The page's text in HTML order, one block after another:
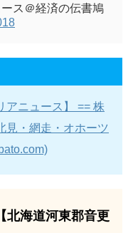
ス＠経済の伝書鳩
アニュース】 == 株
見・網走・オホーツ
北海道河東郡音更